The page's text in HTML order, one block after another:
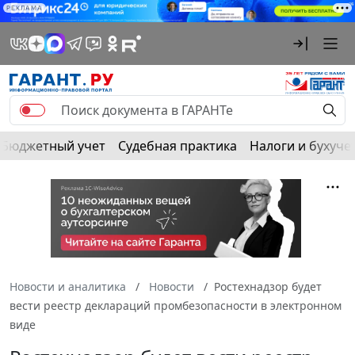
РЕКЛАМА
Бюджетный учет Судебная практика Налоги и
Новости и аналитика Новости
Ростехнадзор будет
вести реестр деклараций промбезопасности в электронном
виде